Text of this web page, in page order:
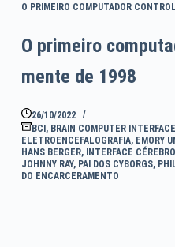
O PRIMEIRO COMPUTADOR
O primeiro
mente de 1998
26/10/2022
BCI, BRAIN COMPUTER INTERFACE
ELETROENCEFALOGRAFIA, EMORY
HANS BERGER, INTERFACE
JOHNNY RAY, PAI DOS CYBORGS,
DO ENCARCERAMENTO